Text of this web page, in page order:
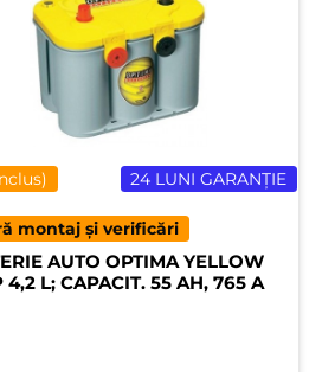
24 LUNI GARANȚIE
montaj și verificări
AUTO OPTIMA YELLOW
4,2 L; CAPACIT. 55 AH, 765 A